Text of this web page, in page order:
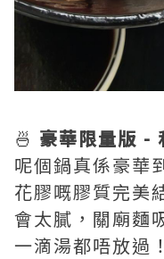
🍜 豪華限量版 -
呢個鍋真係豪華
花膠嘅膠質完美
會太膩，關廟麵
一滴湯都唔放過